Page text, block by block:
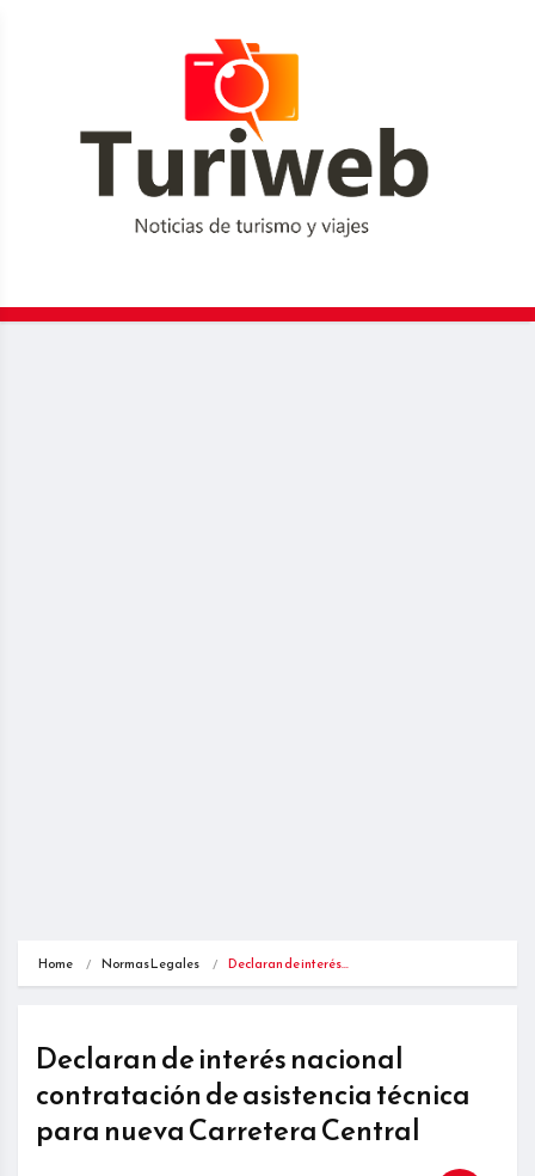
Home Normas Legales Declaran de interés…
Declaran de interés nacional
contratación de asistencia técnica
para nueva Carretera Central